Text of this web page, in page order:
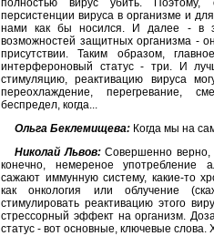
персистенции вируса в организме и
нами как бы носился. И далее - в
возможностей защитных организма -
присутствии. Таким образом,
интерфероновый статус - три. И
стимуляцию, реактивацию вируса
переохлаждение, перегревание,
беспредел, когда...
Ольга Беклемищева: Когда мы на
Николай Львов:Совершенно верно,
конечно, немереное употребление
сажают иммунную систему, какие-то
как онкология или облучение
стимулировать реактивацию этого
стрессорный эффект на организм.
статус - вот основные, ключевые слова.